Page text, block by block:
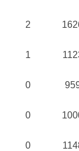
2
1
0
0
0